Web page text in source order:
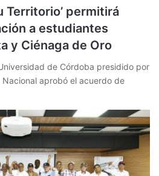
Territorio’ permitirá
a estudiantes
y Ciénaga de Oro
de Córdoba presidido por
aprobó el acuerdo de